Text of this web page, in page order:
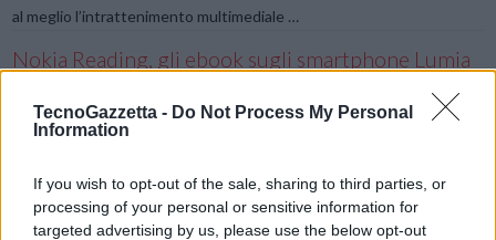
TecnoGazzetta - Do Not Process My Personal
Information
If you wish to opt-out of the sale, sharing to third parties, or
processing of your personal or sensitive information for
targeted advertising by us, please use the below opt-out
al meglio l’intrattenimento multimediale …
Nokia Reading, gli ebook sugli smartphone Lumia
Per rendere ancora più completa ed emozionante l’esperienza
offerta dai dispositivi della gamma Lumia, Nokia presenta Nokia
La nuova applicazione offre la possibilità di acquistare o scaricare
gratuitamente sui nuovi …